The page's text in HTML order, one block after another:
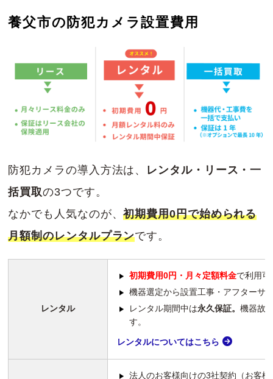
養父市の防犯カメラ設置費用
防犯カメラの導入方法は、 レンタル・リース・一
括買取の3つです。
なかでも人気なのが、初期費用0円で始められる
月額制のレンタルプランです。
レンタル
初期費用0円・月々定額料金で利用可
機器選定から設置工事・アフターサ
レンタル期間中は永久保証。機器故
す。
レンタルについてはこちら
法人のお客様向けの3社契約（お客